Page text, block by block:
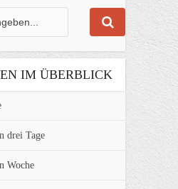
IM ÜBERBLICK
drei Tage
Woche